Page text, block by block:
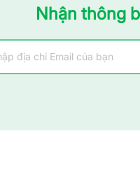
Nhận thông